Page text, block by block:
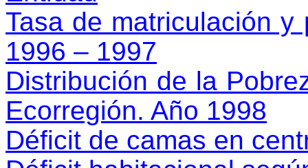
Tasa de matriculación
1996 – 1997
Distribución de la
Ecorregión. Año 1998
Déficit de camas en